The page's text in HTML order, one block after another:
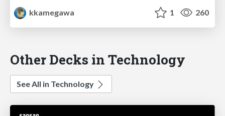
kkamegawa
1 260
Other Decks in Technology
See All in Technology